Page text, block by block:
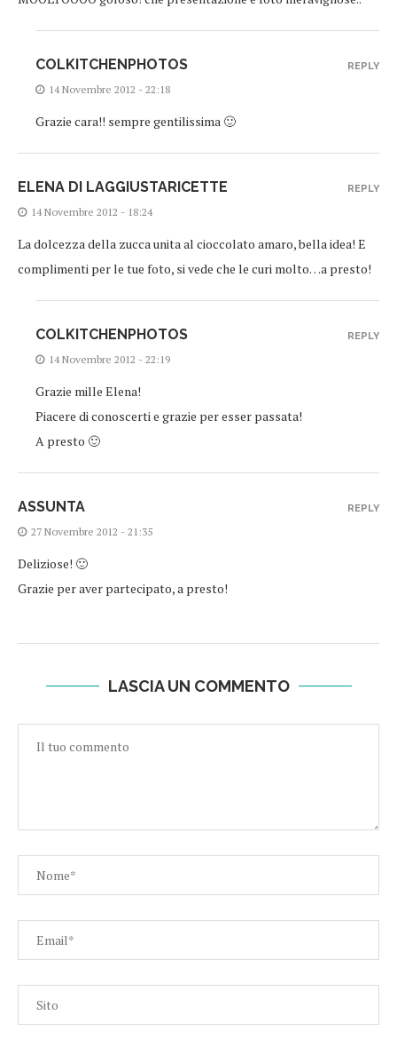
COLKITCHENPHOTOS
14 Novembre 2012 - 22:18
Grazie cara!! sempre gentilissima 🙂
REPLY
ELENA DI LAGGIUSTARICETTE
14 Novembre 2012 - 18:24
La dolcezza della zucca unita al cioccolato amaro, bella idea! E
complimenti per le tue foto, si vede che le curi molto…a presto!
REPLY
COLKITCHENPHOTOS
14 Novembre 2012 - 22:19
Grazie mille Elena!
Piacere di conoscerti e grazie per esser passata!
A presto 🙂
REPLY
ASSUNTA
27 Novembre 2012 - 21:35
Deliziose! 🙂
Grazie per aver partecipato, a presto!
REPLY
LASCIA UN COMMENTO